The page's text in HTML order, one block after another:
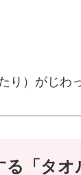
り）がじわ
「タオ